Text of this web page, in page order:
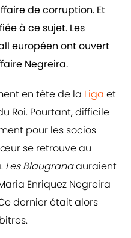
de corruption. Et
à ce sujet. Les
européen ont ouvert
Negreira.
en tête de la Liga et
Roi. Pourtant, difficile
pour les socios
se retrouve au
Les Blaugranaauraient
Enriquez Negreira
dernier était alors